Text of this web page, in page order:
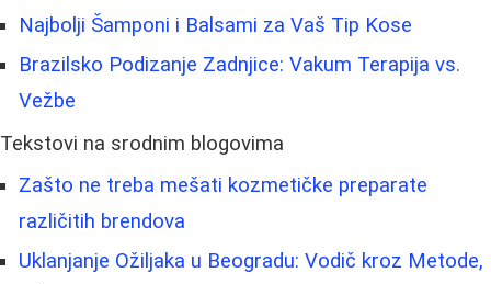
Najbolji Šamponi i Balsami za Vaš Tip Kose
Brazilsko Podizanje Zadnjice: Vakum Terapija vs.
Vežbe
Tekstovi na srodnim blogovima
Zašto ne treba mešati kozmetičke preparate
različitih brendova
Uklanjanje Ožiljaka u Beogradu: Vodič kroz Metode,